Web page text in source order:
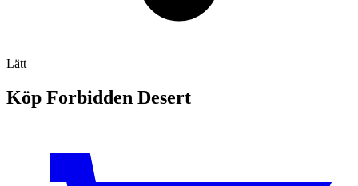
Lätt
Köp Forbidden Desert